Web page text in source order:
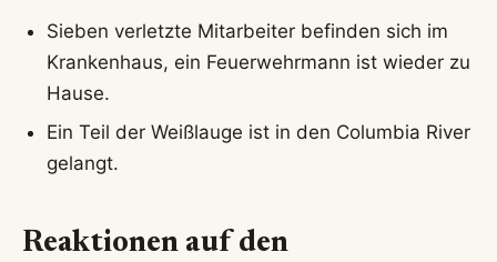
Sieben verletzte Mitarbeiter befinden sich im
Krankenhaus, ein Feuerwehrmann ist wieder zu
Hause.
Ein Teil der Weißlauge ist in den Columbia River
gelangt.
Reaktionen auf den